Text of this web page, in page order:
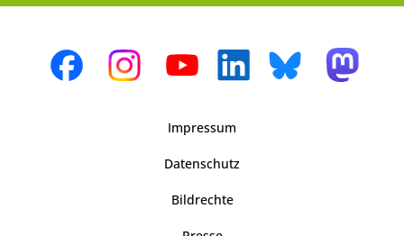
Impressum
Datenschutz
Bildrechte